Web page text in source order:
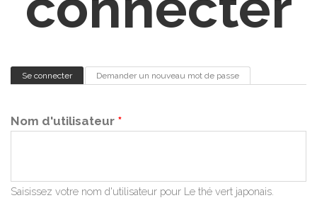
Onglets principaux
Se connecter(onglet actif)Demander un nouveau mot de passe
Nom d'utilisateur *
Saisissez votre nom d'utilisateur pour Le thé vert japonais.